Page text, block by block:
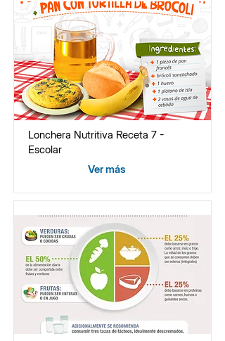
Lonchera Nutritiva Receta 7 -
Escolar
Ver más